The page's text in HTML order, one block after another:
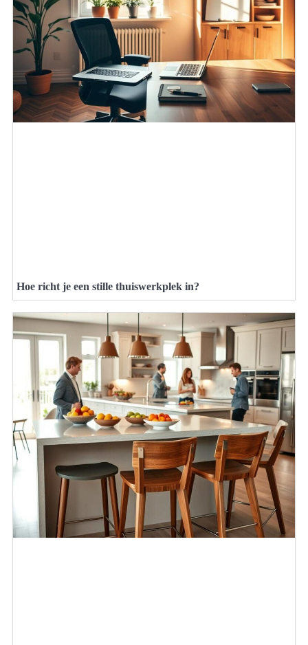
Hoe richt je een stille thuiswerkplek in?